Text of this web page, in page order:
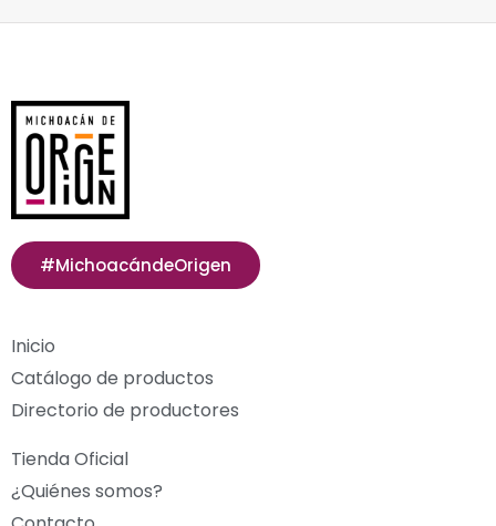
#MichoacándeOrigen
Inicio
Catálogo de productos
Directorio de productores
Tienda Oficial
¿Quiénes somos?